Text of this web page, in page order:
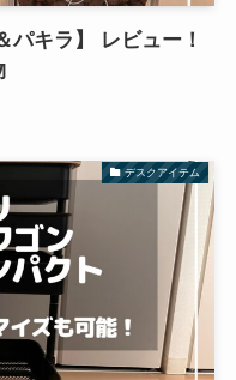
パキラ】 レビュー！
デスクアイテム